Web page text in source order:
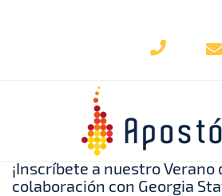
Regresar al blog
¡Inscríbete a nuestro Verano
colaboración con Georgia